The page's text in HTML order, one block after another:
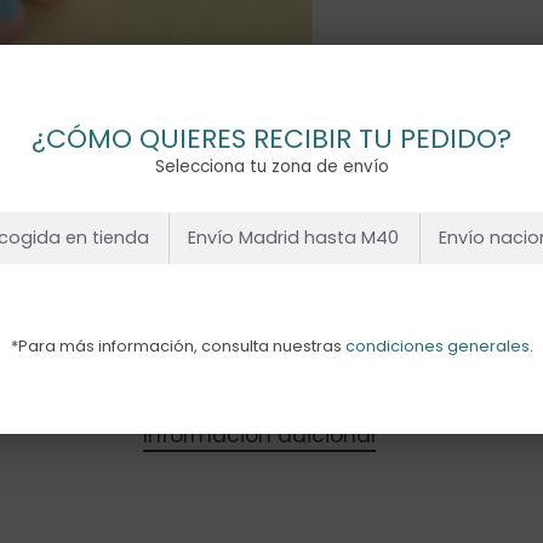
Información adicional
¿CÓMO QUIERES RECIBIR TU PEDIDO?
Selecciona tu zona de envío
en tienda Envío Madrid hasta M40 Envío
*Para más información, consulta nuestras condiciones generales.